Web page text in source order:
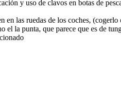
y uso de clavos en botas de
las ruedas de los coches,
la punta, que parece que es de